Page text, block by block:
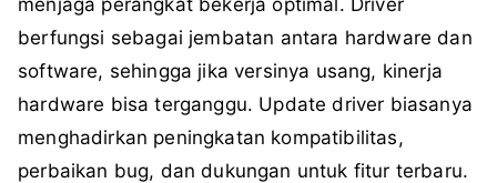
berfungsi sebagai jembatan antara hardware dan
software, sehingga jika versinya usang, kinerja
hardware bisa terganggu. Update driver biasanya
menghadirkan peningkatan kompatibilitas,
perbaikan bug, dan dukungan untuk fitur terbaru.